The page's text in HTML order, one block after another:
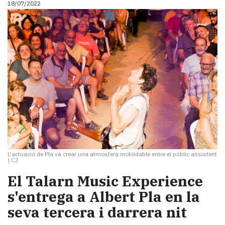
i
turisme
Cultura
Esports
Mai
tant!
TV
i
mitjans
El
temps
Reportatges
Entrevistes
Enquestes
escena!
Dis
la
teva!
18/07/2022
L'actuació de Pla va crear una atmosfera inoblidable entre el públic assistent
| CJ
El Talarn Music Experience
s'entrega a Albert Pla en la
seva tercera i darrera nit